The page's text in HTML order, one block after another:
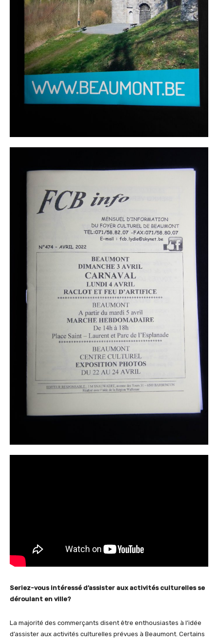
Seriez-vous intéressé d’assister aux activités culturelles se
déroulant en ville?
La majorité des commerçants disent être enthousiastes à l’idée
d’assister aux activités culturelles prévues à Beaumont. Certains